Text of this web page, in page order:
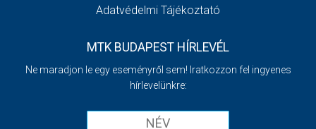
Adatvédelmi Tájékoztató
MTK BUDAPEST HÍRLEVÉL
Ne maradjon le egy eseményről sem! Iratkozzon fel ingyenes
hírlevelünkre: